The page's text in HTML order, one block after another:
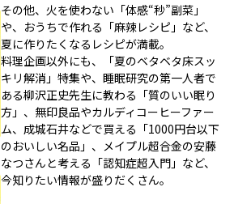
その他、火を使わない「体感“秒”副菜」
や、おうちで作れる「麻辣レシピ」など、
夏に作りたくなるレシピが満載。
料理企画以外にも、「夏のベタベタ床スッ
キリ解消」特集や、睡眠研究の第一人者で
ある柳沢正史先生に教わる「質のいい眠り
方」、無印良品やカルディコーヒーファー
ム、成城石井などで買える「1000円台以下
のおいしい名品」、メイプル超合金の安藤
なつさんと考える「認知症超入門」など、
今知りたい情報が盛りだくさん。